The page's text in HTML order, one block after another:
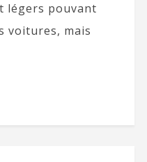
légers pouvant
voitures, mais